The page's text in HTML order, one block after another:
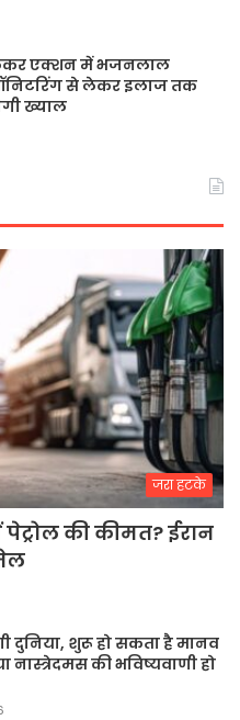
एक्शन में भजनलाल
से लेकर इलाज तक
ख्याल
जरा हटके
की कीमत? ईरान
दुनिया, शुरू हो सकता है मानव
नास्त्रेदमस की भविष्यवाणी हो